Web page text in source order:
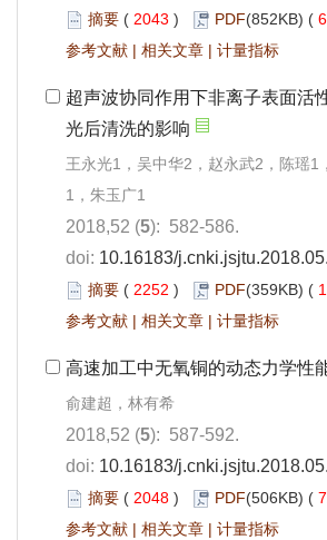
摘要 ( 2043 ) PDF(852KB) (
参考文献 | 相关文章 | 计量指标
超声波协同作用下非离子表面活
光后清洗的影响
王永光1，吴中华2，赵永武2，陈瑶1
1，朱玉广1
2018,52 (5): 582-586.
doi: 10.16183/
摘要 ( 2252 ) PDF(359KB) (
参考文献 | 相关文章 | 计量指标
高速加工中无氧铜的动态力学性
俞建超，林有希
2018,52 (5): 587-592.
doi: 10.16183/
摘要 ( 2048 ) PDF(506KB) (
参考文献 | 相关文章 | 计量指标